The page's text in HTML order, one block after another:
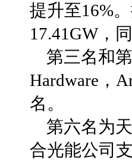
提升至16%
17.41GW，
第三名和
Hardware，
名。
第六名为
合光能公司